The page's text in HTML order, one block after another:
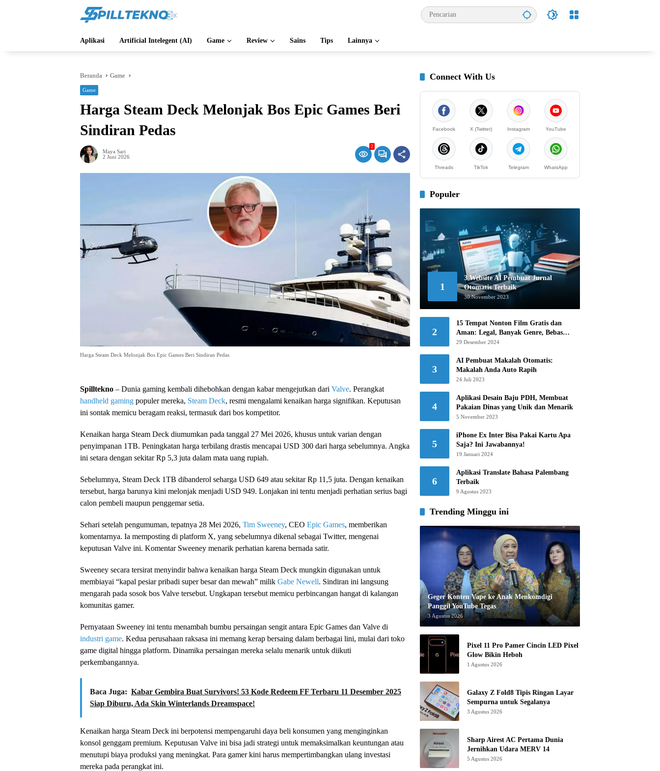
Aplikasi Artificial Intelegent (AI) Game Review Sains Tips Lainnya
Beranda Game
Game
Harga Steam Deck Melonjak Bos Epic Games Beri
Sindiran Pedas
Maya Sari
2 Juni 2026
2
Harga Steam Deck Melonjak Bos Epic Games Beri Sindiran Pedas
Spilltekno – Dunia gaming kembali dihebohkan dengan kabar mengejutkan dari Valve. Perangkat
handheld gaming populer mereka, Steam Deck, resmi mengalami kenaikan harga signifikan. Keputusan
ini sontak memicu beragam reaksi, termasuk dari bos kompetitor.
Kenaikan harga Steam Deck diumumkan pada tanggal 27 Mei 2026, khusus untuk varian dengan
penyimpanan 1TB. Peningkatan harga terbilang drastis mencapai USD 300 dari harga sebelumnya. Angka
ini setara dengan sekitar Rp 5,3 juta dalam mata uang rupiah.
Sebelumnya, Steam Deck 1TB dibanderol seharga USD 649 atau sekitar Rp 11,5 juta. Dengan kenaikan
tersebut, harga barunya kini melonjak menjadi USD 949. Lonjakan ini tentu menjadi perhatian serius bagi
calon pembeli maupun penggemar setia.
Sehari setelah pengumuman, tepatnya 28 Mei 2026, Tim Sweeney, CEO Epic Games, memberikan
komentarnya. Ia memposting di platform X, yang sebelumnya dikenal sebagai Twitter, mengenai
keputusan Valve ini. Komentar Sweeney menarik perhatian karena bernada satir.
Sweeney secara tersirat menyindir bahwa kenaikan harga Steam Deck mungkin digunakan untuk
membiayai “kapal pesiar pribadi super besar dan mewah” milik Gabe Newell. Sindiran ini langsung
mengarah pada sosok bos Valve tersebut. Ungkapan tersebut memicu perbincangan hangat di kalangan
komunitas gamer.
Pernyataan Sweeney ini tentu menambah bumbu persaingan sengit antara Epic Games dan Valve di
industri game. Kedua perusahaan raksasa ini memang kerap bersaing dalam berbagai lini, mulai dari toko
game digital hingga platform. Dinamika persaingan mereka selalu menarik untuk diikuti
perkembangannya.
Baca Juga: Kabar Gembira Buat Survivors! 53 Kode Redeem FF Terbaru 11 Desember 2025
Siap Diburu, Ada Skin Winterlands Dreamspace!
Kenaikan harga Steam Deck ini berpotensi mempengaruhi daya beli konsumen yang menginginkan
konsol genggam premium. Keputusan Valve ini bisa jadi strategi untuk memaksimalkan keuntungan atau
menutupi biaya produksi yang meningkat. Para gamer kini harus mempertimbangkan ulang investasi
mereka pada perangkat ini.
Connect With Us
Facebook X (Twitter) Instagram YouTube
Threads TikTok Telegram WhatsApp
Populer
1
3 Website AI Pembuat Jurnal
Otomatis Terbaik
30 November 2023
2
15 Tempat Nonton Film Gratis dan
Aman: Legal, Banyak Genre, Bebas
Khawatir!
29 Desember 2024
3
AI Pembuat Makalah Otomatis:
Makalah Anda Auto Rapih
24 Juli 2023
4
Aplikasi Desain Baju PDH, Membuat
Pakaian Dinas yang Unik dan Menarik
5 November 2023
5
iPhone Ex Inter Bisa Pakai Kartu Apa
Saja? Ini Jawabannya!
19 Januari 2024
6
Aplikasi Translate Bahasa Palembang
Terbaik
9 Agustus 2023
Trending Minggu ini
Geger Konten Vape ke Anak Menkomdigi
Panggil YouTube Tegas
3 Agustus 2026
Pixel 11 Pro Pamer Cincin LED Pixel
Glow Bikin Heboh
1 Agustus 2026
Galaxy Z Fold8 Tipis Ringan Layar
Sempurna untuk Segalanya
3 Agustus 2026
Sharp Airest AC Pertama Dunia
Jernihkan Udara MERV 14
5 Agustus 2026